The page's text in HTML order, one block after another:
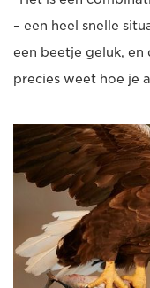
– een heel snelle
een beetje geluk, en
precies weet hoe je